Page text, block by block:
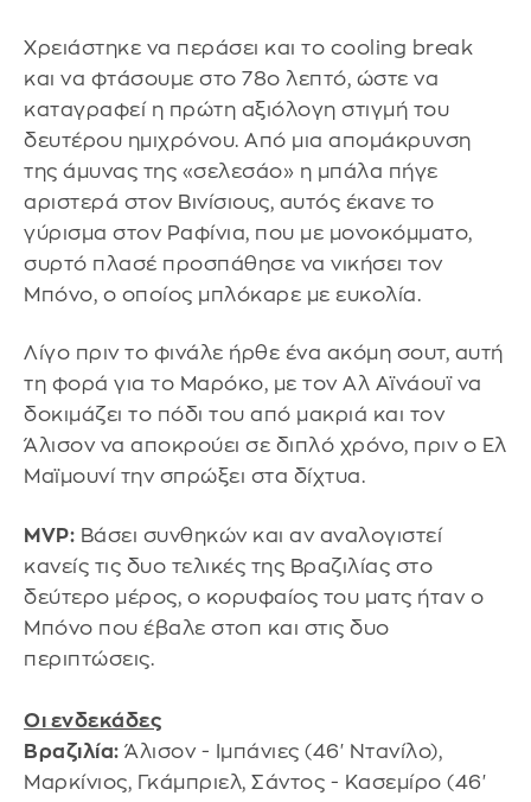
Χρειάστηκε να περάσει και το cooling break
και να φτάσουμε στο 78ο λεπτό, ώστε να
καταγραφεί η πρώτη αξιόλογη στιγμή του
δευτέρου ημιχρόνου. Από μια απομάκρυνση
της άμυνας της «σελεσάο» η μπάλα πήγε
αριστερά στον Βινίσιους, αυτός έκανε το
γύρισμα στον Ραφίνια, που με μονοκόμματο,
συρτό πλασέ προσπάθησε να νικήσει τον
Μπόνο, ο οποίος μπλόκαρε με ευκολία.
Λίγο πριν το φινάλε ήρθε ένα ακόμη σουτ, αυτή
τη φορά για το Μαρόκο, με τον Αλ Αϊνάουϊ να
δοκιμάζει το πόδι του από μακριά και τον
Άλισον να αποκρούει σε διπλό χρόνο, πριν ο Ελ
Μαϊμουνί την σπρώξει στα δίχτυα.
MVP: Βάσει συνθηκών και αν αναλογιστεί
κανείς τις δυο τελικές της Βραζιλίας στο
δεύτερο μέρος, ο κορυφαίος του ματς ήταν ο
Μπόνο που έβαλε στοπ και στις δυο
περιπτώσεις.
Οι ενδεκάδες
Βραζιλία: Άλισον - Ιμπάνιες (46' Ντανίλο),
Μαρκίνιος, Γκάμπριελ, Σάντος - Κασεμίρο (46'